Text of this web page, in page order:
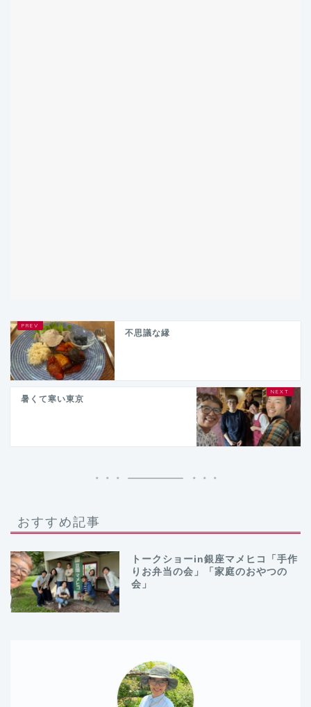
不思議な縁
暑くて寒い東京
おすすめ記事
トークショーin銀座マメヒコ「手作
りお弁当の会」「家庭のおやつの
会」